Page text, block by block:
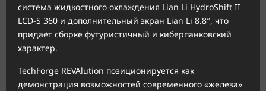
система жидкостного охлаждения Lian Li HydroShift II
LCD-S 360 и дополнительный экран Lian Li 8.8″, что
придаёт сборке футуристичный и киберпанковский
характер.
TechForge REVAlution позиционируется как
демонстрация возможностей современного «железа»